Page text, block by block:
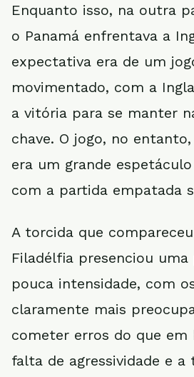
Enquanto isso, na outra
o Panamá enfrentava a
expectativa era de um
movimentado, com a
a vitória para se manter
chave. O jogo, no
era um grande
com a partida empatada
A torcida que
Filadélfia presenciou uma
pouca intensidade, com
claramente mais
cometer erros do que em
falta de agressividade e a